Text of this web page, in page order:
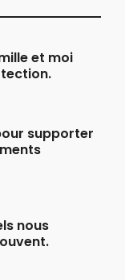
et moi
supporter
nous